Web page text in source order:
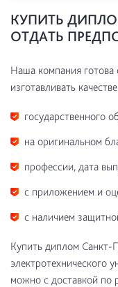
КУПИТЬ
ОТДАТЬ
Наша компания готова
изготавливать
государственного
на оригинальном
профессии, дата
с приложением и
с наличием
Купить диплом Санкт-
электротехнического
можно с доставкой по